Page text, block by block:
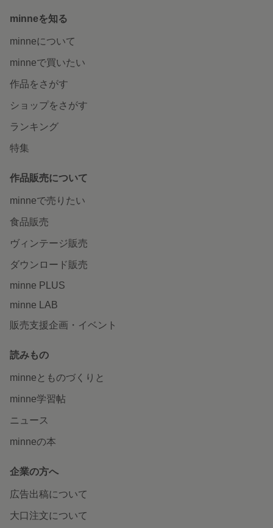
minneを知る
minneについて
minneで買いたい
作品をさがす
ショップをさがす
ランキング
特集
作品販売について
minneで売りたい
食品販売
ヴィンテージ販売
ダウンロード販売
minne PLUS
minne LAB
販売支援企画・イベント
読みもの
minneとものづくりと
minne学習帖
ニュース
minneの本
企業の方へ
広告出稿について
大口注文について